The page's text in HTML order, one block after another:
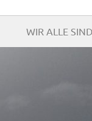
WIR ALLE